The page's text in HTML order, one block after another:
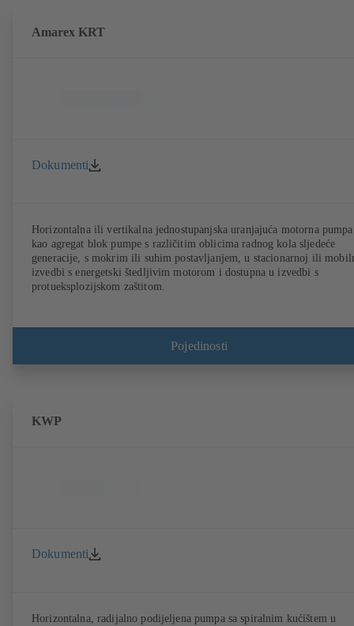
Amarex KRT
Dokumenti
Horizontalna ili vertikalna jednostupanjska uranjajuća motorna pumpa
kao agregat blok pumpe s različitim oblicima radnog kola sljedeće
generacije, s mokrim ili suhim postavljanjem, u stacionarnoj ili
izvedbi s energetski štedljivim motorom i dostupna u izvedbi s
protueksplozijskom zaštitom.
Pojedinosti
KWP
Dokumenti
Horizontalna, radijalno podijeljena pumpa sa spiralnim kućištem u